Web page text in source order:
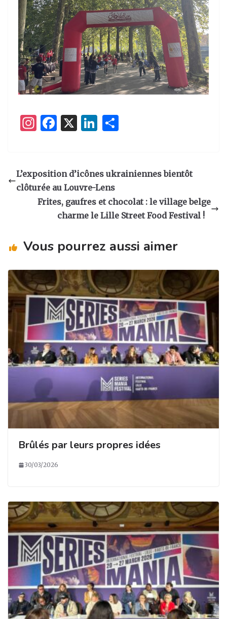
I
a
g
ra
F
e
b
o
o
X
Li
e
dI
n
g
L’exposition d’icônes ukrainiennes bientôt
clôturée au Louvre-Lens
Frites, gaufres et chocolat : le village belge
charme le Lille Street Food Festival !
Vous pourrez aussi aimer
Brûlés par leurs propres idées
30/03/2026